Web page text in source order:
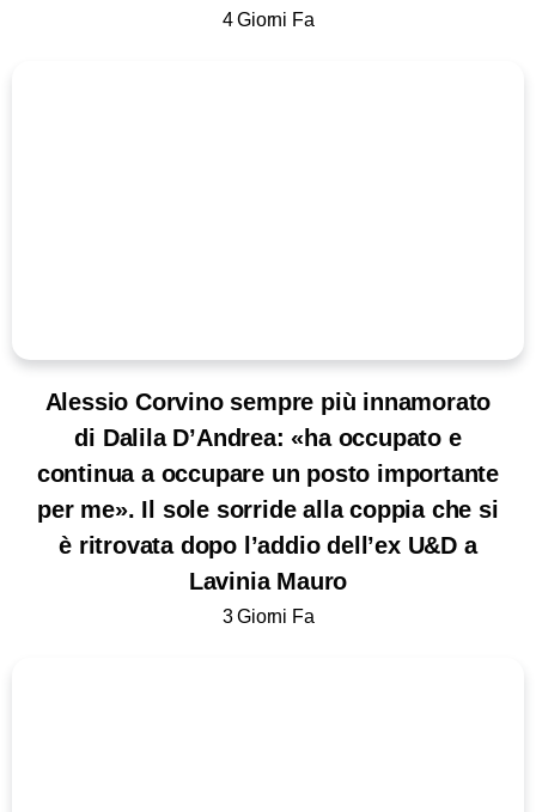
4 Giorni Fa
Alessio Corvino sempre più innamorato
di Dalila D’Andrea: «ha occupato e
continua a occupare un posto importante
per me». Il sole sorride alla coppia che si
è ritrovata dopo l’addio dell’ex U&D a
Lavinia Mauro
3 Giorni Fa